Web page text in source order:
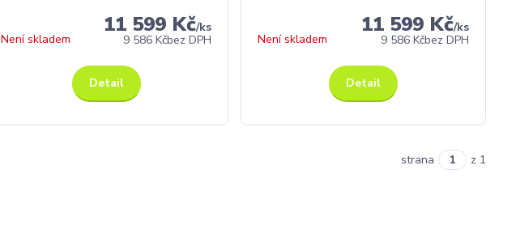
11 599 Kč/ks
9 586 Kčbez DPH
Není skladem
Detail
11 599 Kč/ks
9 586 Kčbez DPH
Není skladem
Detail
strana z 1